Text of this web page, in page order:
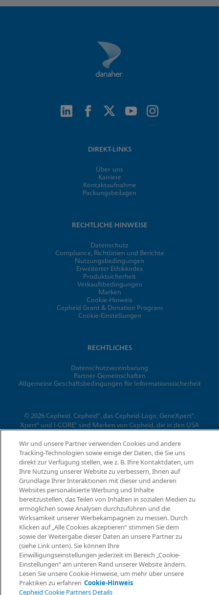
DIREKT-LINKS
Über uns
Karriere
Kontaktaufnahme
Packungsbeilagen
RECHTLICHE HINWEISE
Datenschutz
Compliance, Richtlinien und Berichte
Nutzungsbedingungen
Erweiterter Ethikkodex
Produktsicherheit
Verkaufsbedingungen
Marken
Cookie-Hinweis
Cepheid Grant & Donation Program
Cookie-Einstellungen
RECHTLICHES
Datenschutzvereinbarung
Partner-Gemeinschaften
Allgemeine Geschäftsbedingungen für Informationssicherheit
© 2026 Cepheid. Cepheid®, das Cepheid-Logo, GeneXpert®,
Xpert® und I-CORE® sind Marken von Cepheid, die in den USA
Wir und unsere Partner verwenden Cookies und andere
Tracking-Technologien sowie einige der Daten, die Sie uns
direkt zur Verfügung stellen, wie z. B. Ihre Kontaktdaten, um
Ihre Nutzung unserer Website zu verbessern, Ihnen auf
Grundlage Ihrer Interaktionen mit dieser und anderen
Websites personalisierte Werbung und Inhalte
bereitzustellen, das Teilen von Inhalten in sozialen Medien zu
ermöglichen sowie Analysen durchzuführen und die
Wirksamkeit unserer Werbekampagnen zu messen. Durch
Klicken auf „Alle Cookies akzeptieren“ stimmen Sie dem
sowie der Weitergabe dieser Daten an unsere Partner zu
(siehe Link unten). Sie können Ihre
Einwilligungseinstellungen jederzeit im Bereich „Cookie-
Einstellungen“ am unteren Rand unserer Website ändern.
Lesen Sie unsere Cookie-Hinweise, um mehr über unsere
Praktiken zu erfahren Cookie-Hinweis
Cepheid Cookie Partners Details